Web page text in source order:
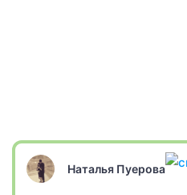
Наталья Пуерова